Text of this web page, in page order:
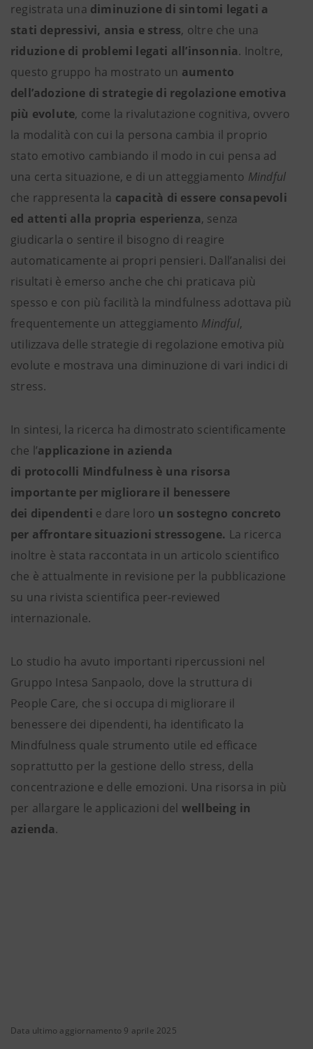
registrata una diminuzione di sintomi legati a
stati depressivi, ansia e stress, oltre che una
riduzione di problemi legati all’insonnia. Inoltre,
questo gruppo ha mostrato un aumento
dell’adozione di strategie di regolazione emotiva
più evolute, come la rivalutazione cognitiva, ovvero
la modalità con cui la persona cambia il proprio
stato emotivo cambiando il modo in cui pensa ad
una certa situazione, e di un atteggiamento Mindful
che rappresenta la capacità di essere consapevoli
ed attenti alla propria esperienza, senza
giudicarla o sentire il bisogno di reagire
automaticamente ai propri pensieri. Dall’analisi dei
risultati è emerso anche che chi praticava più
spesso e con più facilità la mindfulness adottava più
frequentemente un atteggiamento Mindful,
utilizzava delle strategie di regolazione emotiva più
evolute e mostrava una diminuzione di vari indici di
stress.
In sintesi, la ricerca ha dimostrato scientificamente
che l’applicazione in azienda
di protocolli Mindfulness è una risorsa
importante per migliorare il benessere
dei dipendenti e dare loro un sostegno concreto
per affrontare situazioni stressogene. La ricerca
inoltre è stata raccontata in un articolo scientifico
che è attualmente in revisione per la pubblicazione
su una rivista scientifica peer-reviewed
internazionale.
Lo studio ha avuto importanti ripercussioni nel
Gruppo Intesa Sanpaolo, dove la struttura di
People Care, che si occupa di migliorare il
benessere dei dipendenti, ha identificato la
Mindfulness quale strumento utile ed efficace
soprattutto per la gestione dello stress, della
concentrazione e delle emozioni. Una risorsa in più
per allargare le applicazioni del wellbeing in
azienda.
Data ultimo aggiornamento 9 aprile 2025